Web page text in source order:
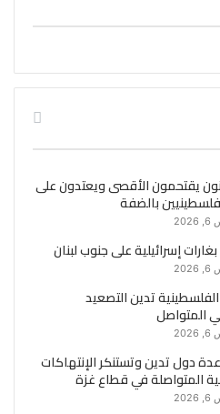
يقتحمون الأقصى ويعتدون على
بالضفة
تدين التصعيد
المتواصل
دول تدين وتستنكر الإنتهاكات
المتواصلة في قطاع غزة